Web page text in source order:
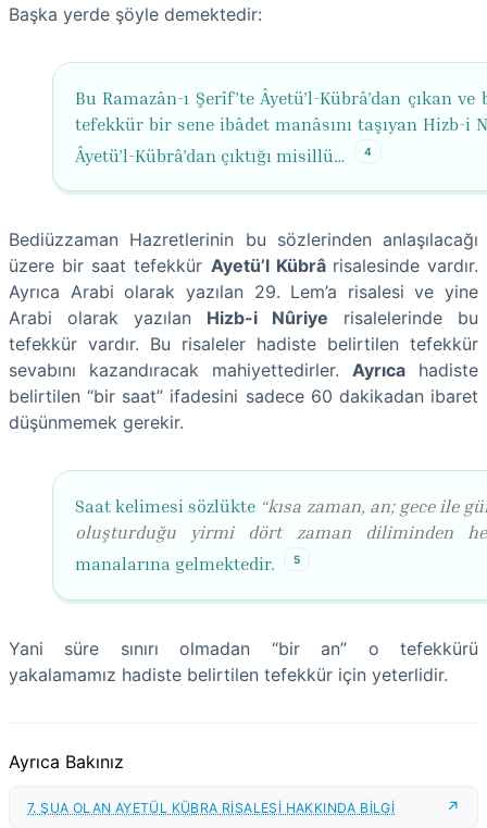
Başka yerde şöyle demektedir:
Bu Ramazân-ı Şerîf’te Âyetü’l-Kübrâ’dan çıkan
tefekkür bir sene ibâdet manâsını taşıyan Hizb-i
Âyetü’l-Kübrâ’dan çıktığı misillü…
4
Bediüzzaman Hazretlerinin bu sözlerinden anlaşılacağı
üzere bir saat tefekkür Ayetü’l Kübrâ risalesinde vardır.
Ayrıca Arabi olarak yazılan 29. Lem’a risalesi ve yine
Arabi olarak yazılan Hizb-i Nûriye risalelerinde bu
tefekkür vardır. Bu risaleler hadiste belirtilen tefekkür
sevabını kazandıracak mahiyettedirler. Ayrıca hadiste
belirtilen “bir saat” ifadesini sadece 60 dakikadan ibaret
düşünmemek gerekir.
Saat kelimesi sözlükte “kısa zaman, an; gece ile
oluşturduğu yirmi dört zaman diliminden
manalarına gelmektedir.
5
Yani süre sınırı olmadan “bir an” o tefekkürü
yakalamamız hadiste belirtilen tefekkür için yeterlidir.
Ayrıca Bakınız
7. ŞUA OLAN AYETÜL KÜBRA RİSALESİ HAKKINDA BİLGİ